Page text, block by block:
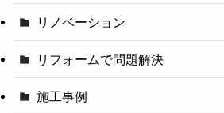
リノベーション
リフォームで問題解決
施工事例